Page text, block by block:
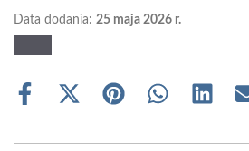
Data dodania: 25 maja 2026 r.
Share
Share
(Twitter)
Share Share Share